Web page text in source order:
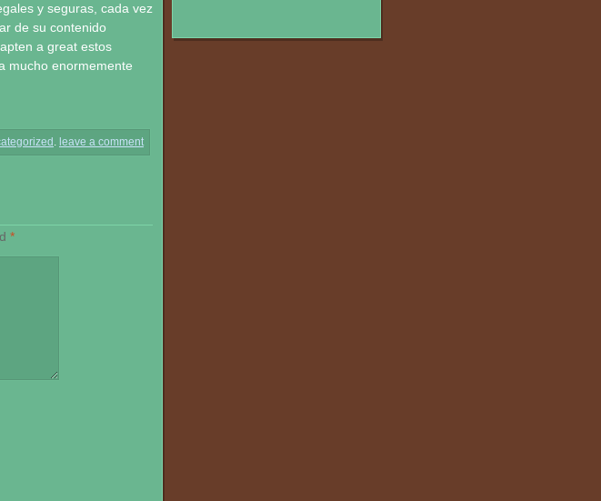
y seguras, cada vez
de su contenido
a great estos
mucho enormemente
. leave a comment
*